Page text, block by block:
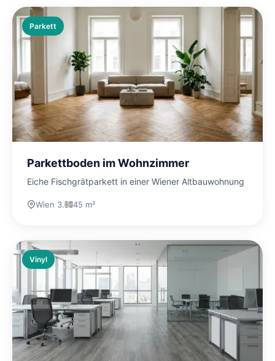
Parkett
Parkettboden im Wohnzimmer
Eiche Fischgrätparkett in einer Wiener Altbauwohnung
Wien 3. 45 m²
Vinyl